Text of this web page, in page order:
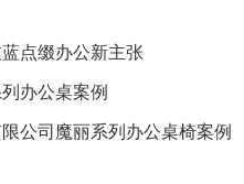
点缀办公新主张
办公桌案例
公司魔丽系列办公桌椅案例